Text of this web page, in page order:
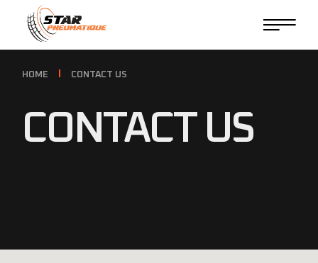
HOME CONTACT US
CONTACT US